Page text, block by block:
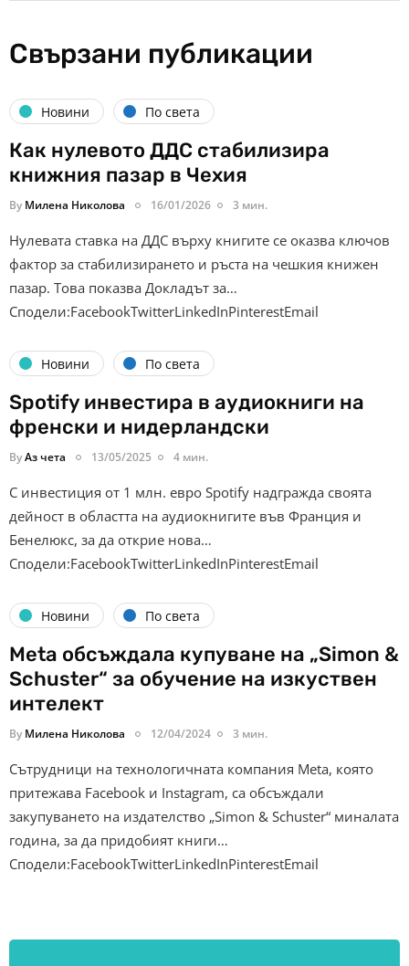
Свързани публикации
Новини По света
Как нулевото ДДС стабилизира
книжния пазар в Чехия
By Милена Николова 16/01/2026 3 мин.
Нулевата ставка на ДДС върху книгите се оказва ключов
фактор за стабилизирането и ръста на чешкия книжен
пазар. Това показва Докладът за…
Сподели:FacebookTwitterLinkedInPinterestEmail
Новини По света
Spotify инвестира в аудиокниги на
френски и нидерландски
ByАз чета 13/05/2025 4 мин.
С инвестиция от 1 млн. евро Spotify надгражда своята
дейност в областта на аудиокнигите във Франция и
Бенелюкс, за да открие нова…
Сподели:FacebookTwitterLinkedInPinterestEmail
Новини По света
Meta обсъждала купуване на „Simon &
Schuster“ за обучение на изкуствен
интелект
By Милена Николова 12/04/2024 3 мин.
Сътрудници на технологичната компания Meta, която
притежава Facebook и Instagram, са обсъждали
закупуването на издателство „Simon & Schuster“ миналата
година, за да придобият книги…
Сподели:FacebookTwitterLinkedInPinterestEmail